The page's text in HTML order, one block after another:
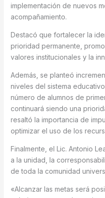
implementación de nuevos
acompañamiento.
Destacó que fortalecer la
prioridad permanente,
valores institucionales y la
Además, se planteó
niveles del sistema
número de alumnos de
continuará siendo una
resaltó la importancia de
optimizar el uso de los
Finalmente, el Lic. Antonio
a la unidad, la
de toda la comunidad
«Alcanzar las metas será